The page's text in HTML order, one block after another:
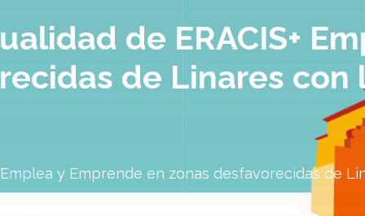
de ERACIS+
de Linares con
Emplea y Emprende en zonas desfavorecidas de